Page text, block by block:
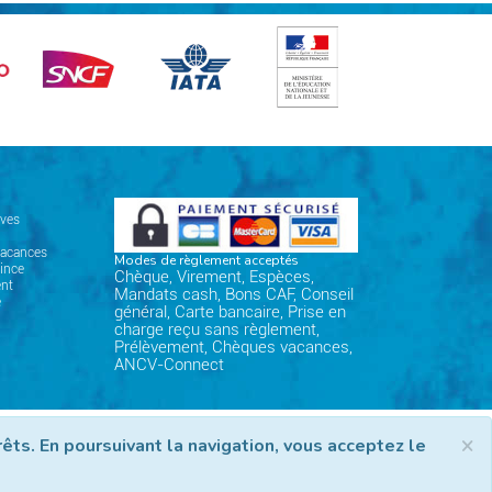
Modes de règlement acceptés
Chèque, Virement, Espèces,
Mandats cash, Bons CAF, Conseil
général, Carte bancaire, Prise en
charge reçu sans règlement,
Prélèvement, Chèques vacances,
ANCV-Connect
Professionnels Nous contacter ×
En poursuivant la navigation, vous acceptez le